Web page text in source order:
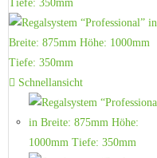
Schnellansicht